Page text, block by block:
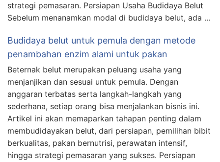
strategi pemasaran. Persiapan Usaha Budidaya Belut
Sebelum menanamkan modal di budidaya belut, ada …
Budidaya belut untuk pemula dengan metode
penambahan enzim alami untuk pakan
Beternak belut merupakan peluang usaha yang
menjanjikan dan sesuai untuk pemula. Dengan
anggaran terbatas serta langkah-langkah yang
sederhana, setiap orang bisa menjalankan bisnis ini.
Artikel ini akan memaparkan tahapan penting dalam
membudidayakan belut, dari persiapan, pemilihan bibit
berkualitas, pakan bernutrisi, perawatan intensif,
hingga strategi pemasaran yang sukses. Persiapan